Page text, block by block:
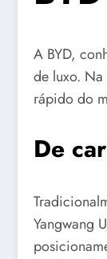
A BYD,
de luxo.
rápido do
De
Yangwang